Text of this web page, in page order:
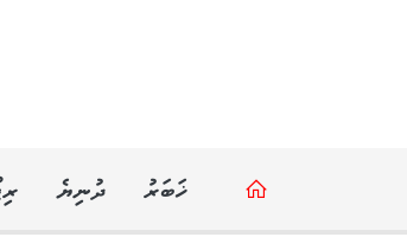
ޚަބަރު ދުނިޔެ